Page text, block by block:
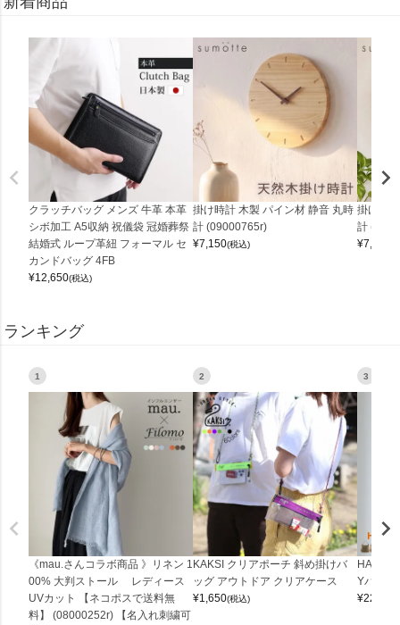
クラッチバッグ メンズ 牛革 本革
シボ加工 A5収納 祝儀袋 冠婚葬祭
結婚式 ループ革紐 フォーマル セ
カンドバッグ 4FB
¥12,650(税込)
掛け時計 木製 パイン材 静音 丸時
計 (09000765r)
¥7,150(税込)
掛け時
計
¥7,150
ランキング
1
《mau.さんコラボ商品 》リネン 1
00% 大判ストール レディース
UVカット 【ネコポスで送料無
料】 (08000252r) 【名入れ刺繍可
2
KAKSI クリアポーチ 斜め掛けバ
ッグ アウトドア クリアケース
¥1,650(税込)
3
Yバッグ
¥22,000